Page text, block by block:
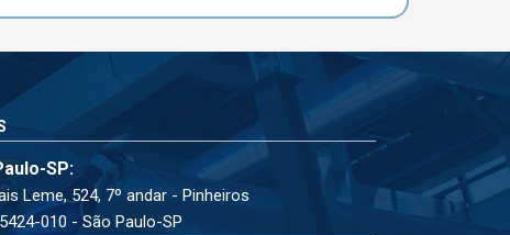
SP:
Leme, 524, 7º andar - Pinheiros
010 - São Paulo-SP